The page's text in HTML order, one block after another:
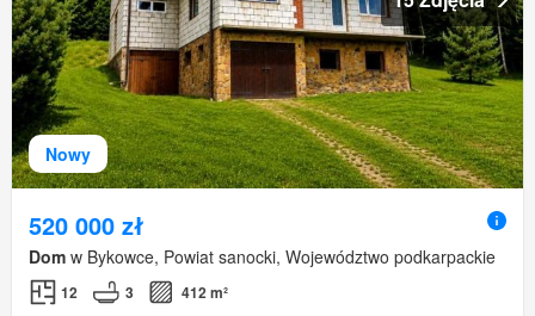
Nowy
520 000 zł
Dom w Bykowce, Powiat sanocki, Województwo podkarpackie
12 3 412 m²